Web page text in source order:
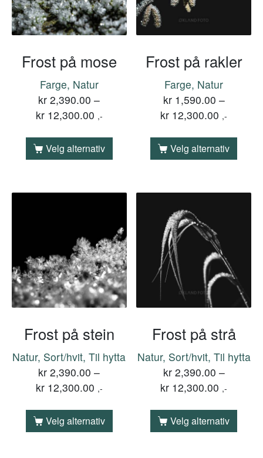
Frost på mose
Farge, Natur
kr 2,390.00 –
kr12,300.00 ,-
Velg alternativ
Frost på rakler
Farge, Natur
kr1,590.00 –
kr 12,300.00 ,-
Velg alternativ
Frost på stein
Natur, Sort/hvit, Til hytta
kr 2,390.00 –
kr12,300.00 ,-
Velg alternativ
Frost på strå
Natur, Sort/hvit, Til hytta
kr2,390.00 –
kr 12,300.00 ,-
Velg alternativ